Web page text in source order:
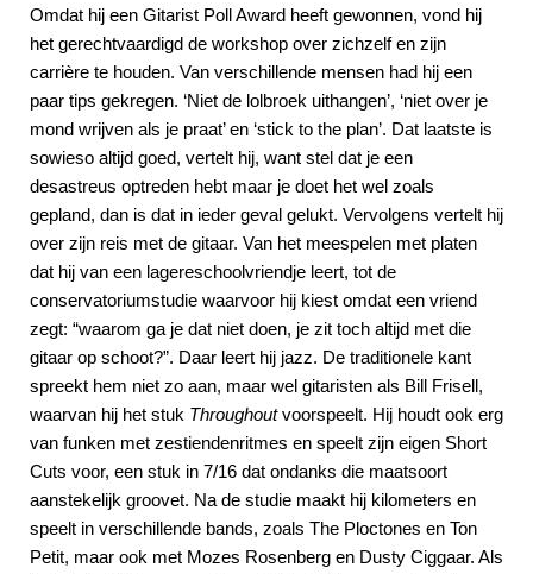
Omdat hij een Gitarist Poll Award heeft gewonnen, vond hij
het gerechtvaardigd de workshop over zichzelf en zijn
carrière te houden. Van verschillende mensen had hij een
paar tips gekregen. ‘Niet de lolbroek uithangen’, ‘niet over je
mond wrijven als je praat’ en ‘stick to the plan’. Dat laatste is
sowieso altijd goed, vertelt hij, want stel dat je een
desastreus optreden hebt maar je doet het wel zoals
gepland, dan is dat in ieder geval gelukt. Vervolgens vertelt hij
over zijn reis met de gitaar. Van het meespelen met platen
dat hij van een lagereschoolvriendje leert, tot de
conservatoriumstudie waarvoor hij kiest omdat een vriend
zegt: “waarom ga je dat niet doen, je zit toch altijd met die
gitaar op schoot?”. Daar leert hij jazz. De traditionele kant
spreekt hem niet zo aan, maar wel gitaristen als Bill Frisell,
waarvan hij het stuk Throughoutvoorspeelt. Hij houdt ook erg
van funken met zestiendenritmes en speelt zijn eigen Short
Cuts voor, een stuk in 7/16 dat ondanks die maatsoort
aanstekelijk groovet. Na de studie maakt hij kilometers en
speelt in verschillende bands, zoals The Ploctones en Ton
Petit, maar ook met Mozes Rosenberg en Dusty Ciggaar. Als